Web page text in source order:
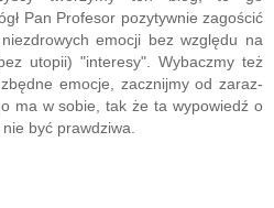
Pan Profesor pozytywnie zagościć
emocji bez względu na
utopii) "interesy". Wybaczmy też
emocje, zacznijmy od zaraz-
ma w sobie, tak że ta wypowiedź o
być prawdziwa.